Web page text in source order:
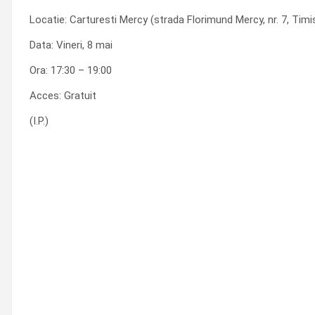
Locatie: Carturesti Mercy (strada Florimund Mercy, nr. 7,
Data: Vineri, 8 mai
Ora: 17:30 – 19:00
Acces: Gratuit
(I.P.)